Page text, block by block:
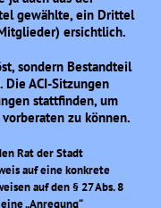
gewählte, ein Drittel
ersichtlich.
sondern Bestandteil
Die ACI-Sitzungen
stattfinden, um
zu können.
Rat der Stadt
auf eine konkrete
auf den § 27 Abs. 8
„Anregung“